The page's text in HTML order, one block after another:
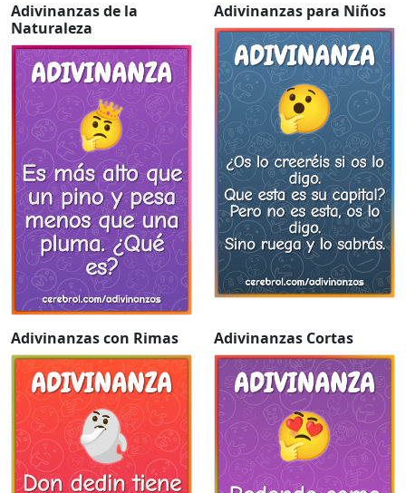
Adivinanzas de la
Naturaleza
Adivinanzas para Niños
Adivinanzas con Rimas Adivinanzas Cortas